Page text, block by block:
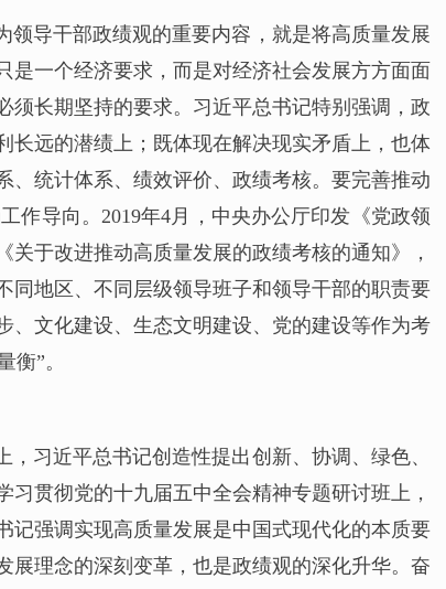
导干部政绩观的重要内容，就是将高质量发展
一个经济要求，而是对经济社会发展方方面面
须长期坚持的要求。习近平总书记特别强调，政
长远的潜绩上；既体现在解决现实矛盾上，也体
统计体系、绩效评价、政绩考核。要完善推动
作导向。2019年4月，中央办公厅印发《党政领
于改进推动高质量发展的政绩考核的通知》，
同地区、不同层级领导班子和领导干部的职责要
、文化建设、生态文明建设、党的建设等作为考
衡”。
习近平总书记创造性提出创新、协调、绿色、
贯彻党的十九届五中全会精神专题研讨班上，
记强调实现高质量发展是中国式现代化的本质要
理念的深刻变革，也是政绩观的深化升华。奋